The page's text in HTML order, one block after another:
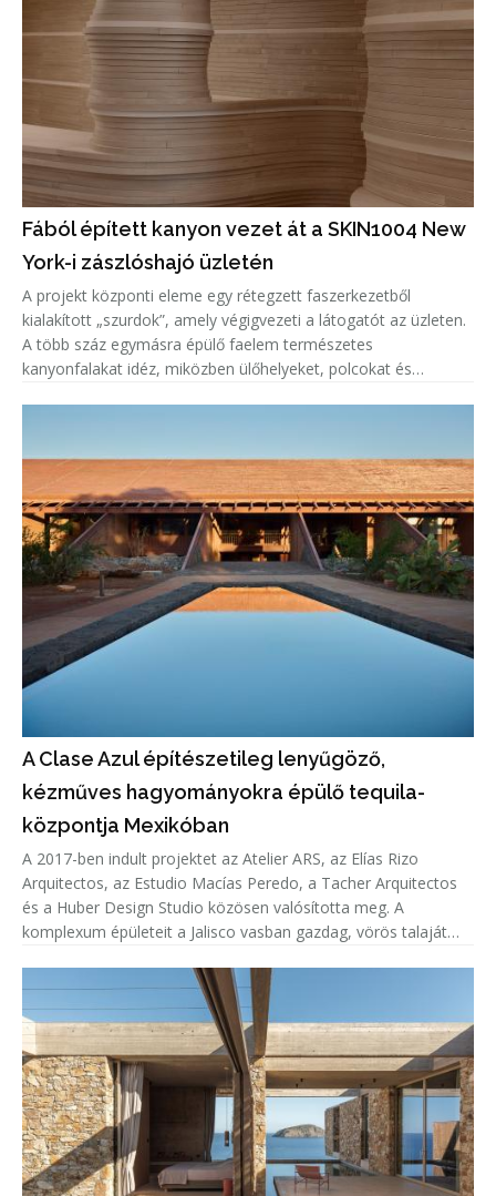
Fából épített kanyon vezet át a SKIN1004 New
York-i zászlóshajó üzletén
A projekt központi eleme egy rétegzett faszerkezetből
kialakított „szurdok”, amely végigvezeti a látogatót az üzleten.
A több száz egymásra épülő faelem természetes
kanyonfalakat idéz, miközben ülőhelyeket, polcokat és
A Clase Azul építészetileg lenyűgöző,
kézműves hagyományokra épülő tequila-
központja Mexikóban
A 2017-ben indult projektet az Atelier ARS, az Elías Rizo
Arquitectos, az Estudio Macías Peredo, a Tacher Arquitectos
és a Huber Design Studio közösen valósította meg. A
komplexum épületeit a Jalisco vasban gazdag, vörös talaját